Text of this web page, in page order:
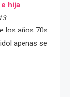
hija
los años 70s
apenas se